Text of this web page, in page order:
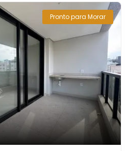
Pronto para Morar